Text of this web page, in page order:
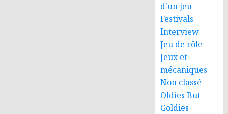
d'un jeu
Festivals
Interview
Jeu de rôle
Jeux et
mécaniques
Non classé
Oldies But
Goldies